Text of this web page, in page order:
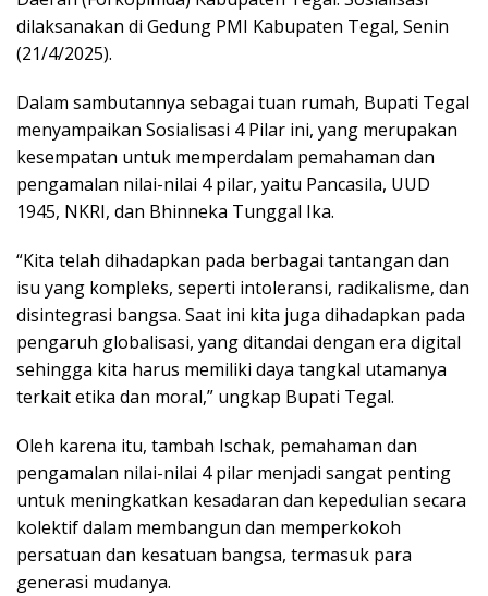
dilaksanakan di Gedung PMI Kabupaten Tegal, Senin
(21/4/2025).
Dalam sambutannya sebagai tuan rumah, Bupati Tegal
menyampaikan Sosialisasi 4 Pilar ini, yang merupakan
kesempatan untuk memperdalam pemahaman dan
pengamalan nilai-nilai 4 pilar, yaitu Pancasila, UUD
1945, NKRI, dan Bhinneka Tunggal Ika.
“Kita telah dihadapkan pada berbagai tantangan dan
isu yang kompleks, seperti intoleransi, radikalisme, dan
disintegrasi bangsa. Saat ini kita juga dihadapkan pada
pengaruh globalisasi, yang ditandai dengan era digital
sehingga kita harus memiliki daya tangkal utamanya
terkait etika dan moral,” ungkap Bupati Tegal.
Oleh karena itu, tambah Ischak, pemahaman dan
pengamalan nilai-nilai 4 pilar menjadi sangat penting
untuk meningkatkan kesadaran dan kepedulian secara
kolektif dalam membangun dan memperkokoh
persatuan dan kesatuan bangsa, termasuk para
generasi mudanya.